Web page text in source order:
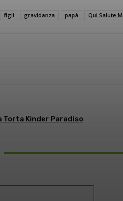
figli gravidanza papà Qui Salute
Torta Kinder Paradiso